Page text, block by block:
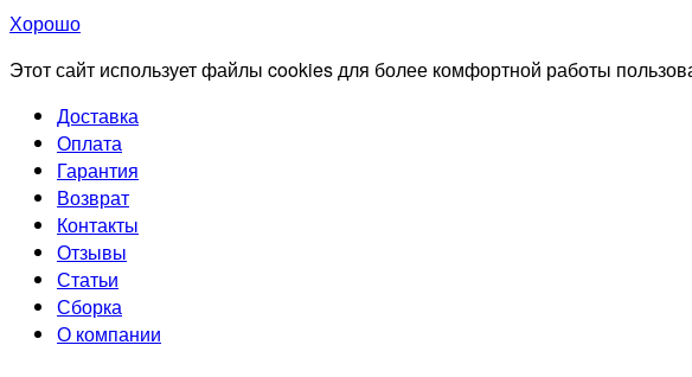
Хорошо
Этот сайт использует файлы cookies для более комфортной работы
Доставка
Оплата
Гарантия
Возврат
Контакты
Отзывы
Статьи
Сборка
О компании